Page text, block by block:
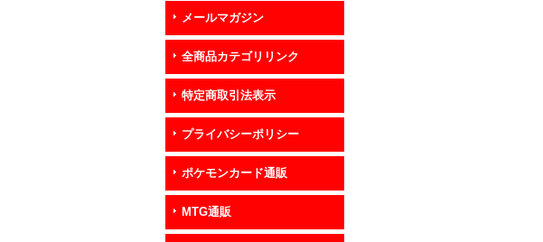
メールマガジン
全商品カテゴリリンク
特定商取引法表示
プライバシーポリシー
ポケモンカード通販
MTG通販